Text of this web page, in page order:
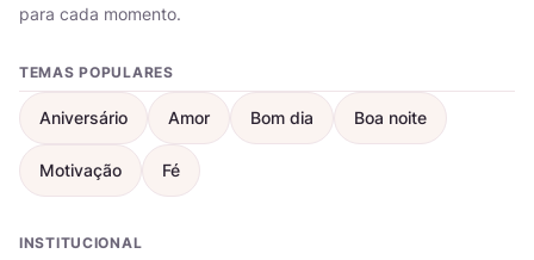
para cada momento.
TEMAS POPULARES
Aniversário Amor Bom dia Boa noite
Motivação Fé
INSTITUCIONAL